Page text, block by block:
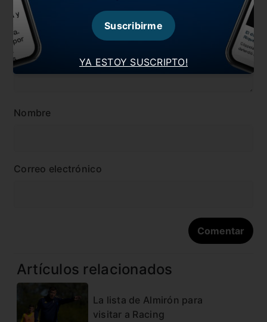
Nombre
Correo electrónico
Artículos relacionados
La lista de Almirón para
visitar a Racing
YA ESTOY SUSCRIPTO!
Suscribirme